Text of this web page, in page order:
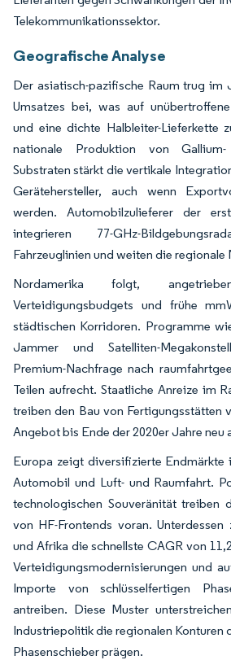
Telekommunikationssektor.
Geografische Analyse
Der asiatisch-pazifische Raum trug im
Umsatzes bei, was auf
und eine dichte Halbleiter-Lieferkette
nationale Produktion von
Substraten stärkt die vertikale
Gerätehersteller, auch wenn
werden. Automobilzulieferer der
integrieren 77-GHz-
Fahrzeuglinien und weiten die regionale
Nordamerika folgt,
Verteidigungsbudgets und frühe
städtischen Korridoren. Programme
Jammer und Satelliten-
Premium-Nachfrage nach
Teilen aufrecht. Staatliche Anreize im
treiben den Bau von Fertigungsstätten
Angebot bis Ende der 2020er Jahre neu
Europa zeigt diversifizierte Endmärkte
Automobil und Luft- und Raumfahrt.
technologischen Souveränität treiben
von HF-Frontends voran.
und Afrika die schnellste CAGR von
Verteidigungsmodernisierungen und
Importe von schlüsselfertigen
antreiben. Diese Muster
Industriepolitik die regionalen Konturen
Phasenschieber prägen.